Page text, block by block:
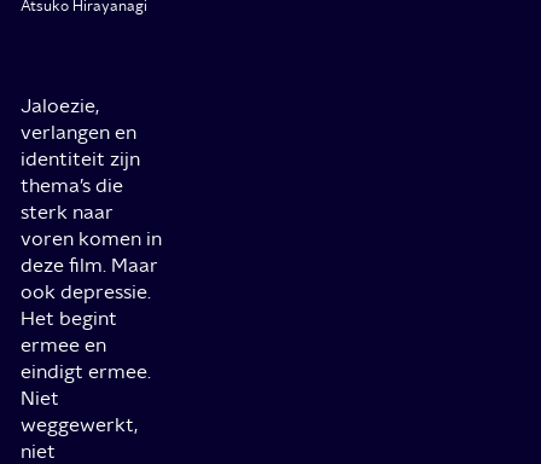
Atsuko Hirayanagi
Jaloezie,
verlangen en
identiteit zijn
thema’s die
sterk naar
voren komen in
deze film. Maar
ook depressie.
Het begint
ermee en
eindigt ermee.
Niet
weggewerkt,
niet